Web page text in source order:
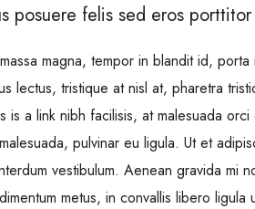
posuere felis sed eros
magna, tempor in blandit id,
lectus, tristique at nisl at, pharetra
is a link nibh facilisis, at malesuada
pulvinar eu ligula. Ut et
vestibulum. Aenean gravida mi
metus, in convallis libero ligula